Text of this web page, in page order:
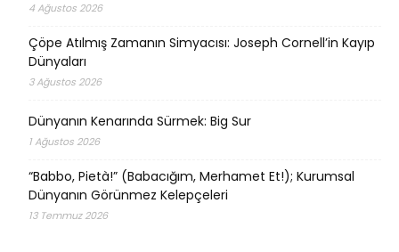
4 Ağustos 2026
Çöpe Atılmış Zamanın Simyacısı: Joseph Cornell’in Kayıp
Dünyaları
3 Ağustos 2026
Dünyanın Kenarında Sürmek: Big Sur
1 Ağustos 2026
“Babbo, Pietà!” (Babacığım, Merhamet Et!); Kurumsal
Dünyanın Görünmez Kelepçeleri
13 Temmuz 2026